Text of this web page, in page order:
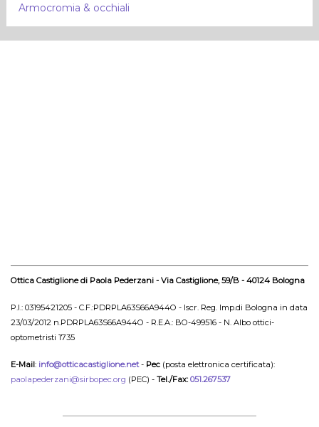
Armocromia & occhiali
Ottica Castiglione di Paola Pederzani - Via Castiglione, 59/B - 40124 Bologna
P.I.: 03195421205 - C.F.:PDRPLA63S66A944O - Iscr. Reg. Imp.di Bologna in data
23/03/2012 n.PDRPLA63S66A944O - R.E.A.: BO-499516 - N. Albo ottici-
optometristi 1735
E-Mail: info@otticacastiglione.net- Pec(posta elettronica certificata):
paolapederzani@sirbopec.org (PEC) - Tel./Fax: 051.267537